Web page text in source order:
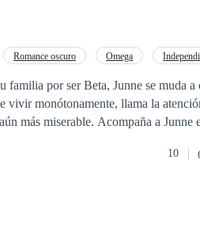
Romance oscuro Omega
familia por ser Beta, Junne se muda
en esta historia repleta de
y contenido para adultos que puede
10